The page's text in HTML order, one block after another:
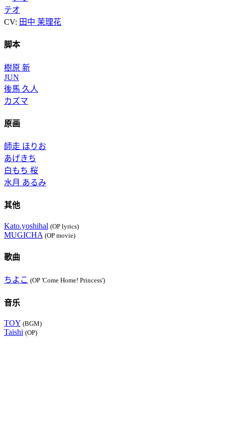
テオ
CV: 田中 茉理花
脚本
樹原 新
JUN
後馬 久人
カズマ
原画
師走 ほりお
あげきち
白もち 桜
水月 あるみ
其他
Kato.yoshihal (OP lyrics)
MUGICHA (OP movie)
歌曲
ちよこ (OP 'Come Home! Princess')
音乐
TOY (BGM)
Taishi (OP)